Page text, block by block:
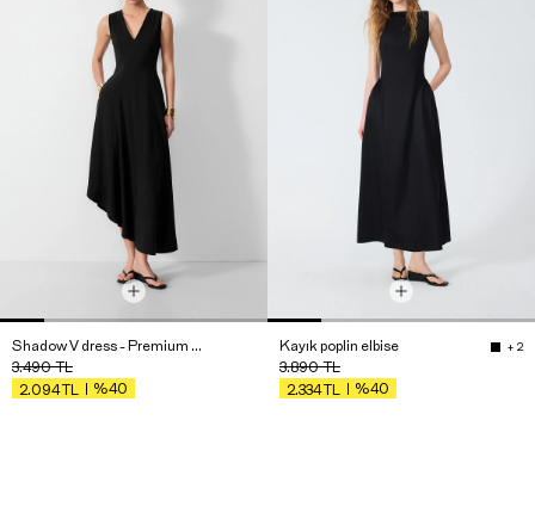
Shadow V dress - Premium Edition
3.490TL
2.094TL %40
Kayık poplin elbise + 2
3.890TL
2.334TL %40